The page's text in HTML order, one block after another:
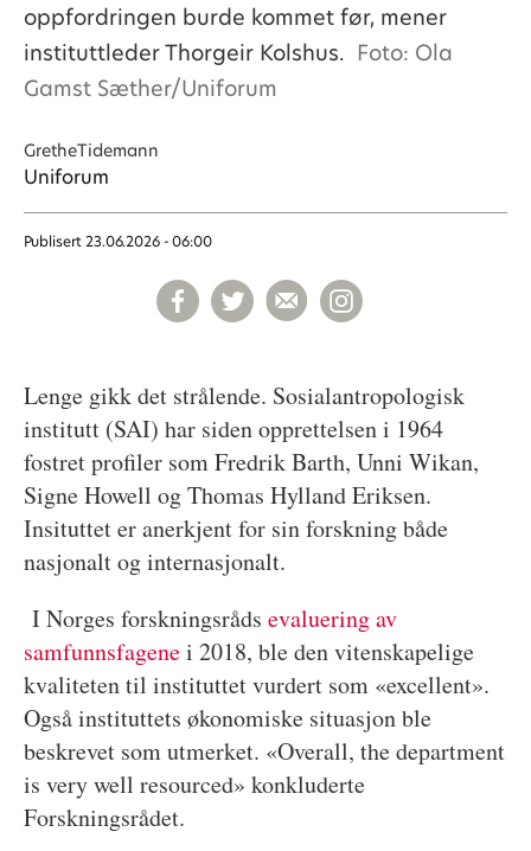
oppfordringen burde kommet før, mener
instituttleder Thorgeir Kolshus. Foto: Ola
Gamst Sæther/Uniforum
GretheTidemann
Uniforum
Publisert 23.06.2026 - 06:00
Lenge gikk det strålende. Sosialantropologisk
institutt (SAI) har siden opprettelsen i 1964
fostret profiler som Fredrik Barth, Unni Wikan,
Signe Howell og Thomas Hylland Eriksen.
Insituttet er anerkjent for sin forskning både
nasjonalt og internasjonalt.
I Norges forskningsråds evaluering av
samfunnsfagenei 2018, ble den vitenskapelige
kvaliteten til instituttet vurdert som «excellent».
Også instituttets økonomiske situasjon ble
beskrevet som utmerket. «Overall, the department
is very well resourced» konkluderte
Forskningsrådet.